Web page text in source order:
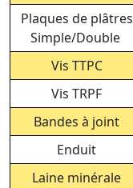
Plaques de plâtres
Simple/Double
Vis TTPC
Vis TRPF
Bandes à joint
Enduit
Laine minérale